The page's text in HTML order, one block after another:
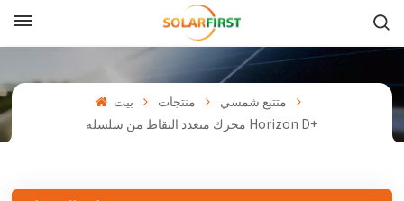
بيت منتجات
متتبع شمسي
محرك متعدد النقاط من سلسلة Horizon D+